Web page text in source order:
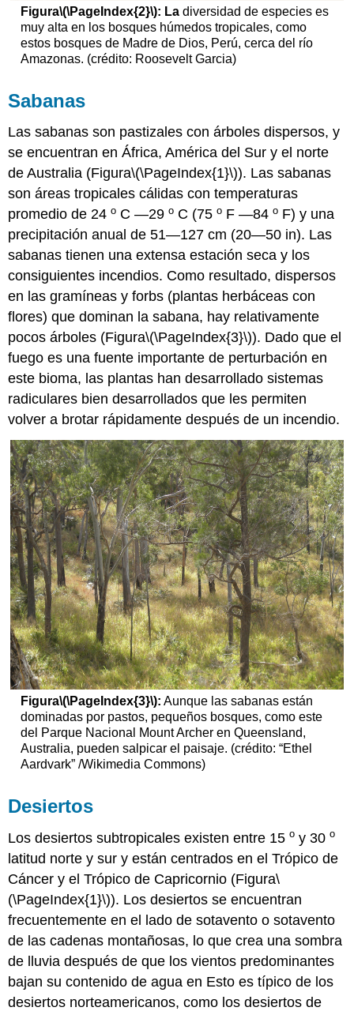
Figura\(\PageIndex{2}\): Ladiversidad de especies es
muy alta en los bosques húmedos tropicales, como
estos bosques de Madre de Dios, Perú, cerca del río
Amazonas. (crédito: Roosevelt Garcia)
Sabanas
Las sabanas son pastizales con árboles dispersos, y
se encuentran en África, América del Sur y el norte
de Australia (Figura\(\PageIndex{1}\)). Las sabanas
son áreas tropicales cálidas con temperaturas
promedio de 24o C —29o C (75o F —84o F) y una
precipitación anual de 51—127 cm (20—50 in). Las
sabanas tienen una extensa estación seca y los
consiguientes incendios. Como resultado, dispersos
en las gramíneas y forbs (plantas herbáceas con
flores) que dominan la sabana, hay relativamente
pocos árboles (Figura\(\PageIndex{3}\)). Dado que el
fuego es una fuente importante de perturbación en
este bioma, las plantas han desarrollado sistemas
radiculares bien desarrollados que les permiten
volver a brotar rápidamente después de un incendio.
Figura\(\PageIndex{3}\): Aunque las sabanas están
dominadas por pastos, pequeños bosques, como este
del Parque Nacional Mount Archer en Queensland,
Australia, pueden salpicar el paisaje. (crédito: “Ethel
Aardvark” /Wikimedia Commons)
Desiertos
Los desiertos subtropicales existen entre 15o y 30o
latitud norte y sur y están centrados en el Trópico de
Cáncer y el Trópico de Capricornio (Figura\
(\PageIndex{1}\)). Los desiertos se encuentran
frecuentemente en el lado de sotavento o sotavento
de las cadenas montañosas, lo que crea una sombra
de lluvia después de que los vientos predominantes
bajan su contenido de agua en Esto es típico de los
desiertos norteamericanos, como los desiertos de